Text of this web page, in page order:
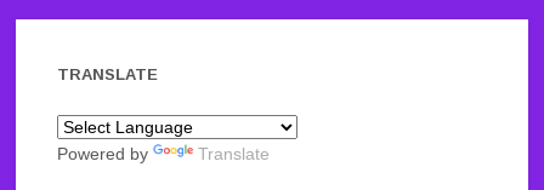
TRANSLATE
Powered by Translate